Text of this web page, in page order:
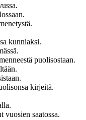
kunniaksi.
puolisostaan.
kirjeitä.
vuosien saatossa.